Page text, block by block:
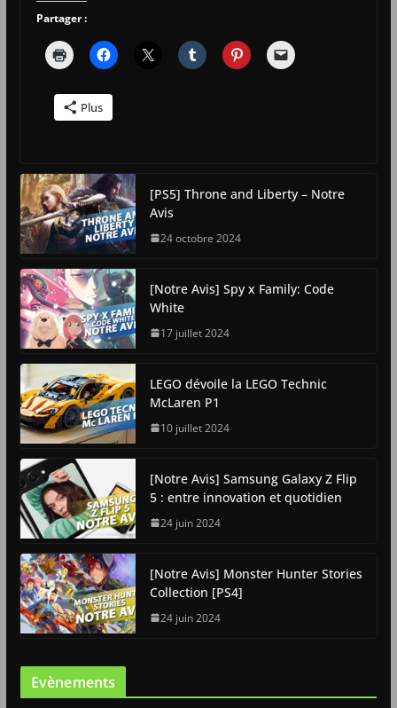
Partager :
Plus
[PS5] Throne and Liberty – Notre
Avis
24 octobre 2024
[Notre Avis] Spy x Family: Code
White
17 juillet 2024
LEGO dévoile la LEGO Technic
McLaren P1
10 juillet 2024
[Notre Avis] Samsung Galaxy Z Flip
5 : entre innovation et quotidien
24 juin 2024
[Notre Avis] Monster Hunter Stories
Collection [PS4]
24 juin 2024
Evènements